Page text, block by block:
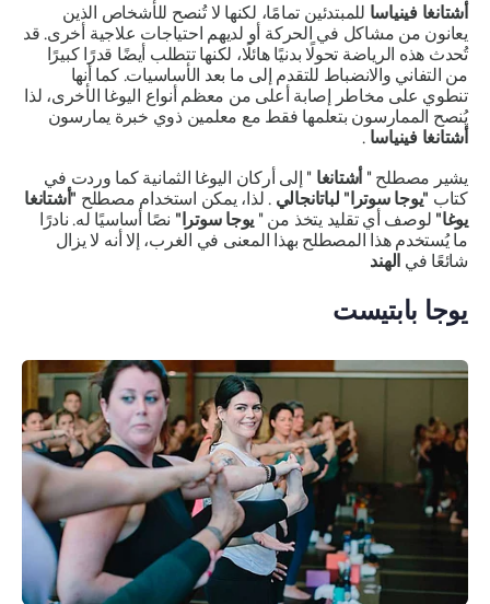
أشتانغا فينياساللمبتدئين تمامًا، لكنها لا تُنصح للأشخاص الذين
يعانون من مشاكل في الحركة أو لديهم احتياجات علاجية أخرى. قد
تُحدث هذه الرياضة تحولًا بدنيًا هائلًا، لكنها تتطلب أيضًا قدرًا كبيرًا
من التفاني والانضباط للتقدم إلى ما بعد الأساسيات. كما أنها
تنطوي على مخاطر إصابة أعلى من معظم أنواع اليوغا الأخرى، لذا
يُنصح الممارسون بتعلمها فقط مع معلمين ذوي خبرة يمارسون
أشتانغا فينياسا.
يشير مصطلح " أشتانغا" إلى أركان اليوغا الثمانية كما وردت في
كتاب"يوجا سوترا" لباتانجالي. لذا، يمكن استخدام مصطلح"أشتانغا
يوغا"لوصف أي تقليد يتخذ من " يوجا سوترا"نصًا أساسيًا له. نادرًا
ما يُستخدم هذا المصطلح بهذا المعنى في الغرب، إلا أنه لا يزال
شائعًا في الهند
يوجا بابتيست